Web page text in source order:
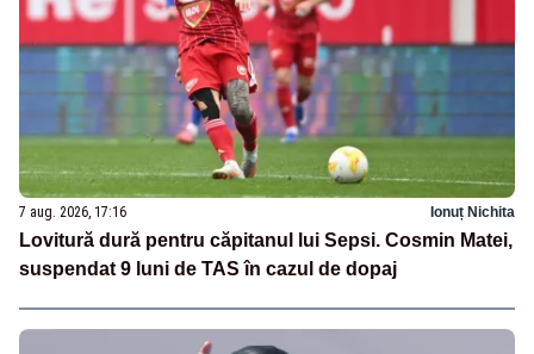
7 aug. 2026, 17:16 Ionuț Nichita
Lovitură dură pentru căpitanul lui Sepsi. Cosmin Matei,
suspendat 9 luni de TAS în cazul de dopaj